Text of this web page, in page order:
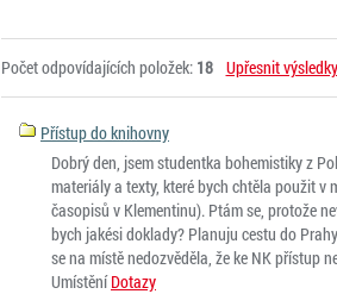
Počet odpovídajících položek: 18 Upřesnit
Přístup do knihovny
Dobrý den, jsem studentka bohemistiky z
materiály a texty, které bych chtěla použit v
časopisů v Klementinu). Ptám se, protože
bych jakési doklady? Planuju cestu do
se na místě nedozvěděla, že ke NK přístup
Umístění Dotazy